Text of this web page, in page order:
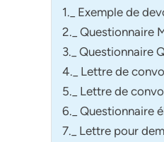
1._ Exemple de
2._ Questionnaire
3._ Questionnaire
4._ Lettre de
5._ Lettre de
6._ Questionnaire
7._ Lettre pour